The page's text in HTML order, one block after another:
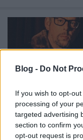
Blog - Do Not
If you wish to opt-
processing of your
targeted advertising
section to confirm
opt-out request is